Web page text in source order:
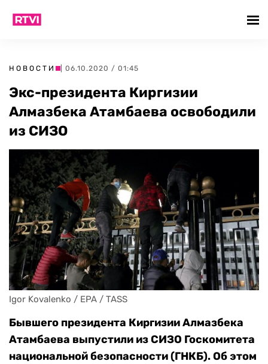
НОВОСТИ | 06.10.2020 / 01:45
Экс-президента Киргизии
Алмазбека Атамбаева освободили
из СИЗО
Igor Kovalenko / EPA / TASS
Бывшего президента Киргизии Алмазбека
Атамбаева выпустили из СИЗО Госкомитета
национальной безопасности (ГНКБ). Об этом